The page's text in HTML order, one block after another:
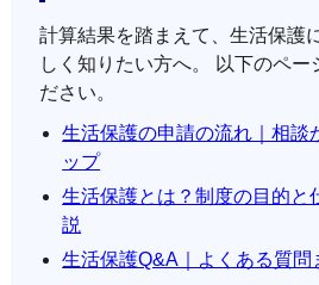
計算結果を踏まえて、生活保護
しく知りたい方へ。 以下のペー
ださい。
生活保護の申請の流れ｜相談
ップ
生活保護とは？制度の目的と
説
生活保護Q&A｜よくある質問